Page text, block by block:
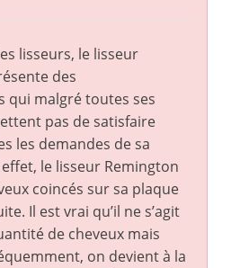
lisseurs, le lisseur
des
qui malgré toutes ses
pas de satisfaire
les demandes de sa
le lisseur Remington
coincés sur sa plaque
Il est vrai qu’il ne s’agit
de cheveux mais
on devient à la